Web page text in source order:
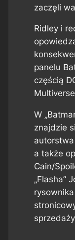
zaczęli
Ridley i
panelu
częścią
W
znajdzie
a także
Cain/
„Flasha”